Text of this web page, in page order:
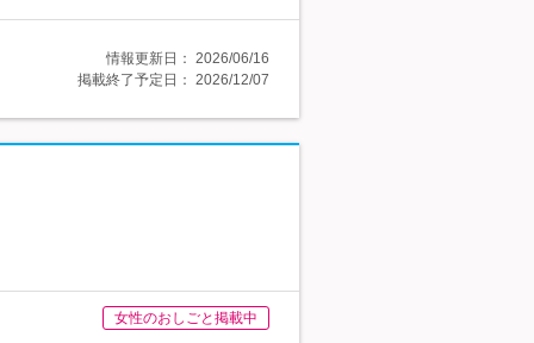
情報更新日： 2026/06/16
掲載終了予定日： 2026/12/07
女性のおしごと掲載中